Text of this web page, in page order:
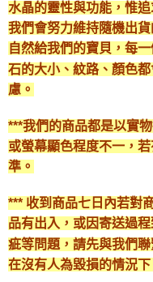
水晶的靈性與功能，惟
我們會努力維持隨機出
自然給我們的寶貝，每
石的大小、紋路、顏色
慮。
***我們的商品都是以實
或螢幕顯色程度不一，
準。
*** 收到商品七日內若對
品有出入，或因寄送過
疵等問題，請先與我們
在沒有人為毀損的情況